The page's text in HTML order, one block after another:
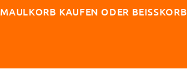
MAULKORB KAUFEN ODER BEISSKORB